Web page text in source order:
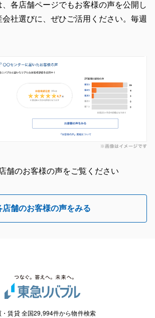
閉じる
各店舗ページでもお客様の声を公開し
社選びに、ぜひご活用ください。毎週
舗のお客様の声をご覧ください
店舗のお客様の声をみる
・賃貸 全国29,994件から物件検索